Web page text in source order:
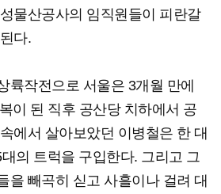
물산공사의 임직원들이 피란갈
다.
륙작전으로 서울은 3개월 만에
이 된 직후 공산당 치하에서 공
에서 살아보았던 이병철은 한 대
의 트럭을 구입한다. 그리고 그
을 빼곡히 싣고 사흘이나 걸려 대